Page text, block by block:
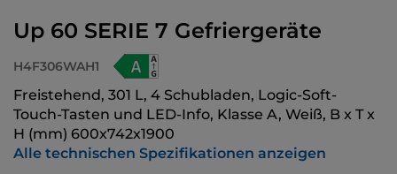
Up 60 SERIE 7 Gefriergeräte
H4F306WAH1
Freistehend, 301 L, 4 Schubladen, Logic-Soft-
Touch-Tasten und LED-Info, Klasse A, Weiß, B x T x
H (mm) 600x742x1900
Alle technischen Spezifikationen anzeigen